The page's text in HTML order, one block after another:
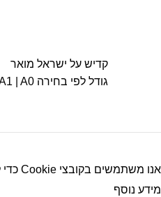
קדיש על ישראל מואר
גודל לפי בחירה A2 | A1 | A0
אנו משתמשים בקובצי Cookie כדי לשפר את חוויית המשתמש שלך באתר שלנו. על ידי גלישה באתר זה, הנך מסכים לשימוש שלנו בקובצי Cookie.
מידע נוסף